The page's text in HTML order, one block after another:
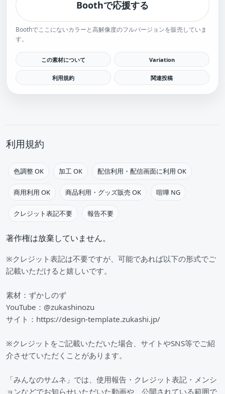
Boothで応援する
Boothでここにないカラーと高解像度のフルバージョンを販売していま
す。
この素材について Variation
利用規約 関連投稿
利用規約
色調整 OK 加工 OK 配信利用・配信画面に利用 OK
商用利用 OK 商品利用・グッズ販売 OK 喧嘩 NG
クレジット表記不要 報告不要
著作権は放棄していません。
※クレジット表記は不要ですが、可能であれば以下の形式でご
記載いただけると嬉しいです。
素材：ずかしのず
YouTube：@zukashinozu
サイト：https://design-template.zukashi.jp/
※クレジットをご記載いただいた場合、サイトやSNS等でご紹
介させていただくことがあります。
「みんなのサムネ」では、使用報告・クレジット表記・メンシ
ョンなどでお知らせいただいた動画や、公開されている範囲で